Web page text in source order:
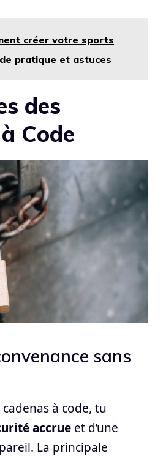
créer votre sports
pratique et astuces
des
Code
sans
à code, tu
accrue et d’une
La principale